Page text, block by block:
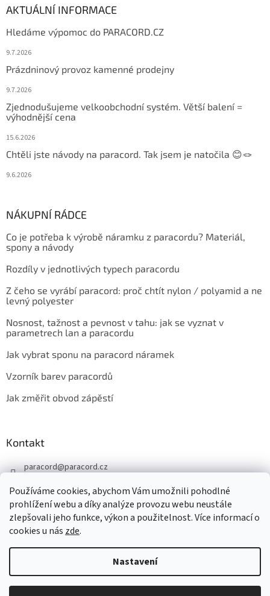
Používáme cookies, abychom Vám umožnili pohodlné
prohlížení webu a díky analýze provozu webu neustále
zlepšovali jeho funkce, výkon a použitelnost. Více informací o
cookies u nás zde.
Nastavení
AKTUÁLNÍ INFORMACE
Hledáme výpomoc do PARACORD.CZ
9.7.2026
Prázdninový provoz kamenné prodejny
9.7.2026
Zjednodušujeme velkoobchodní systém. Větší balení =
výhodnější cena
15.6.2026
Chtěli jste návody na paracord. Tak jsem je natočila 😊🪢
9.6.2026
NÁKUPNÍ RÁDCE
Co je potřeba k výrobě náramku z paracordu? Materiál,
spony a návody
Rozdíly v jednotlivých typech paracordu
Z čeho se vyrábí paracord: proč chtít nylon / polyamid a ne
levný polyester
Nosnost, tažnost a pevnost v tahu: jak se vyznat v
parametrech lan a paracordu
Jak vybrat sponu na paracord náramek
Vzorník barev paracordů
Jak změřit obvod zápěstí
Kontakt
paracord@paracord.cz
+420 603 230 467
Sledujte nás také na facebooku
paracord.cz
Vytvořil Shoptet